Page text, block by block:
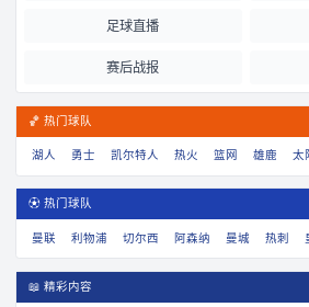
足球直播
赛后战报
🏀 热门球队
湖人 勇士 凯尔特人 热火 篮网 雄鹿 太
⚽ 热门球队
曼联 利物浦 切尔西 阿森纳 曼城 热刺
📖 精彩内容